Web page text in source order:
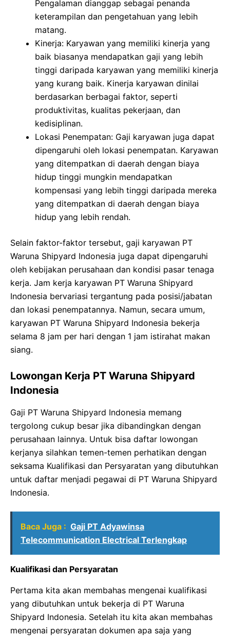
Pengalaman dianggap sebagai penanda
keterampilan dan pengetahuan yang lebih
matang.
Kinerja: Karyawan yang memiliki kinerja yang
baik biasanya mendapatkan gaji yang lebih
tinggi daripada karyawan yang memiliki kinerja
yang kurang baik. Kinerja karyawan dinilai
berdasarkan berbagai faktor, seperti
produktivitas, kualitas pekerjaan, dan
kedisiplinan.
Lokasi Penempatan: Gaji karyawan juga dapat
dipengaruhi oleh lokasi penempatan. Karyawan
yang ditempatkan di daerah dengan biaya
hidup tinggi mungkin mendapatkan
kompensasi yang lebih tinggi daripada mereka
yang ditempatkan di daerah dengan biaya
hidup yang lebih rendah.
Selain faktor-faktor tersebut, gaji karyawan PT
Waruna Shipyard Indonesia juga dapat dipengaruhi
oleh kebijakan perusahaan dan kondisi pasar tenaga
kerja. Jam kerja karyawan PT Waruna Shipyard
Indonesia bervariasi tergantung pada posisi/jabatan
dan lokasi penempatannya. Namun, secara umum,
karyawan PT Waruna Shipyard Indonesia bekerja
selama 8 jam per hari dengan 1 jam istirahat makan
siang.
Lowongan Kerja PT Waruna Shipyard
Indonesia
Gaji PT Waruna Shipyard Indonesia memang
tergolong cukup besar jika dibandingkan dengan
perusahaan lainnya. Untuk bisa daftar lowongan
kerjanya silahkan temen-temen perhatikan dengan
seksama Kualifikasi dan Persyaratan yang dibutuhkan
untuk daftar menjadi pegawai di PT Waruna Shipyard
Indonesia.
Baca Juga : Gaji PT Adyawinsa
Telecommunication Electrical Terlengkap
Kualifikasi dan Persyaratan
Pertama kita akan membahas mengenai kualifikasi
yang dibutuhkan untuk bekerja di PT Waruna
Shipyard Indonesia. Setelah itu kita akan membahas
mengenai persyaratan dokumen apa saja yang